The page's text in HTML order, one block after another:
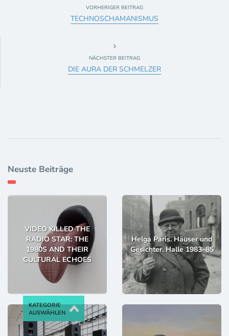
VORHERIGER BEITRAG
TECHNOSCHAMANISMUS
NÄCHSTER BEITRAG
DIE AURA DER SCHMELZER
Neuste Beiträge
VIDEO KILLED THE
RADIO STAR: THE
1980S AND THEIR
CULTURAL ECHOES
Helga Paris. Häuser und
Gesichter. Halle 1983–85
KATEGORIE
AUSWÄHLEN